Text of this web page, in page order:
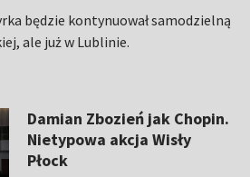
będzie kontynuował samodzielną
ale już w Lublinie.
Damian Zbozień jak Chopin.
Nietypowa akcja Wisły
Płock